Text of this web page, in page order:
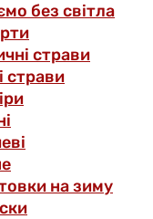
без світла
страви
страви
на зиму